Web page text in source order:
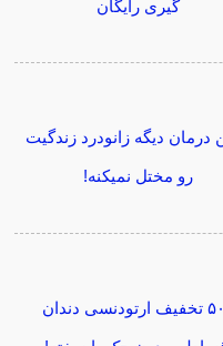
گیری رایگان
درمان دیگه زانودرد زندگیت
رو مختل نمیکنه!
۵۰٪ تخفیف ارتودنسی دندان